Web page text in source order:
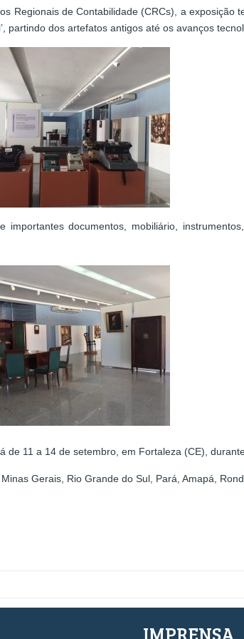
Regionais de Contabilidade (CRCs), a exposição
partindo dos artefatos antigos até os avanços
importantes documentos, mobiliário,
11 a 14 de setembro, em Fortaleza (CE),
Gerais, Rio Grande do Sul, Pará, Amapá,
IMPRENSA